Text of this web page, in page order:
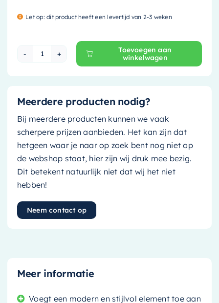
Let op: dit product heeft een levertijd van 2-3 weken
Mondiaz Waskom Onni - 55cm - smoke (grijs
Toevoegen aan
winkelwagen
Meerdere producten nodig?
Bij meerdere producten kunnen we vaak
scherpere prijzen aanbieden. Het kan zijn dat
hetgeen waar je naar op zoek bent nog niet op
de webshop staat, hier zijn wij druk mee bezig.
Dit betekent natuurlijk niet dat wij het niet
hebben!
Neem contact op
Meer informatie
Voegt een modern en stijlvol element toe aan